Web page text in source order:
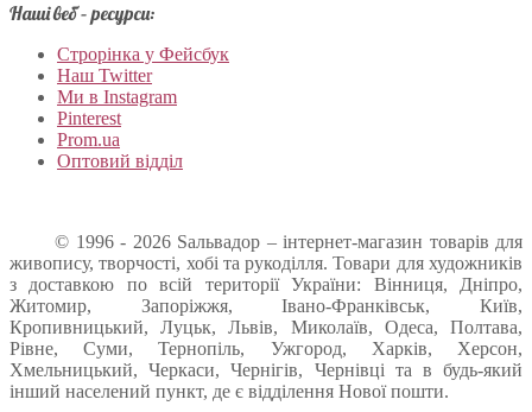
Наші веб – ресурси:
Строрінка у Фейсбук
Наш Twitter
Ми в Instagram
Pinterest
Prom.ua
Оптовий відділ
© 1996 - 2026 Sальвадор – інтернет-магазин товарів для
живопису, творчості, хобі та рукоділля. Товари для художників
з доставкою по всій території України: Вінниця, Дніпро,
Житомир, Запоріжжя, Івано-Франківськ, Київ,
Кропивницький, Луцьк, Львів, Миколаїв, Одеса, Полтава,
Рівне, Суми, Тернопіль, Ужгород, Харків, Херсон,
Хмельницький, Черкаси, Чернігів, Чернівці та в будь-який
інший населений пункт, де є відділення Нової пошти.